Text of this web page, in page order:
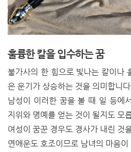
훌륭한 칼을 입수하는 꿈
불가사의 한 힘으로 빛나는 칼이나
은 운기가 상승하는 것을 의미합니
남성이 이러한 꿈을 볼 때 일 등에
지위와 명예를 얻는 것이 될지도 모
여성이 꿈꾼 경우도 경사가 내린 것
연애운도 호조이므로 남녀의 마음이